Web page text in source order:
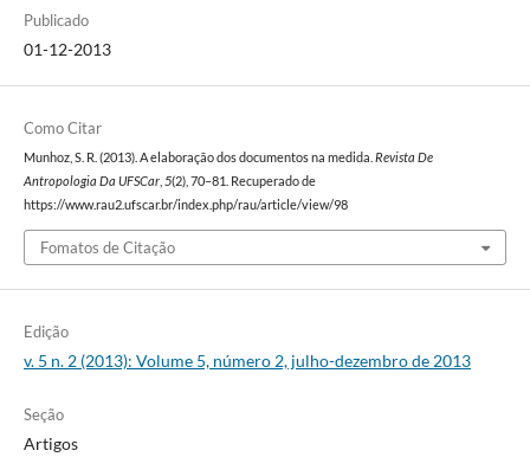
Publicado
01-12-2013
Como Citar
Munhoz, S. R. (2013). A elaboração dos documentos na medida. Revista De
Antropologia Da UFSCar, 5(2), 70–81. Recuperado de
https://www.rau2.ufscar.br/index.php/rau/article/view/98
Fomatos de Citação
Edição
v. 5 n. 2 (2013): Volume 5, número 2, julho-dezembro de 2013
Seção
Artigos